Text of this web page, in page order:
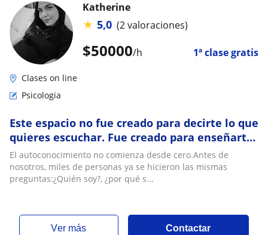
$50000/h 1ª clase gratis
Katherine
★ 5,0 (2 valoraciones)
Clases on line
Psicologia
Este espacio no fue creado para decirte lo que
quieres escuchar. Fue creado para enseñarte
a escucharte a ti mismo
El autoconocimiento no comienza desde cero.Antes de
nosotros, miles de personas ya se hicieron las mismas
preguntas:¿Quién soy?, ¿por qué s...
ver más Contactar